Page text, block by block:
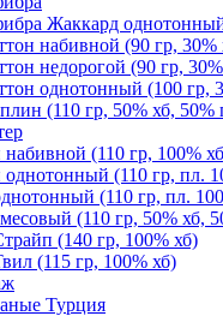
Жаккард
набивной (90 гр, 30%
недорогой (90 гр,
однотонный (100 гр,
(110 гр, 50% хб, 50%
(110 гр, 100%
(110 гр, пл.
(110 гр, пл.
(110 гр, 50% хб,
(140 гр, 100% хб)
(115 гр, 100% хб)
Турция